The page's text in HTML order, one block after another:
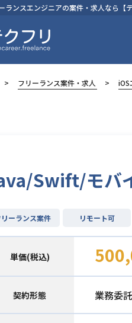
ランスエンジニアの案件・求人なら【テ
フリーランス案件・求人 iOS
Swift/モバ
リーランス案件 リモート可
単価(税込)
契約形態 業務委